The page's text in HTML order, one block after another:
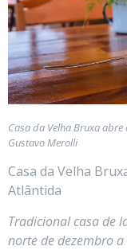
Casa da Velha Bruxa
Gustavo Merolli
Casa da Velha
Atlântida
Tradicional casa de
norte de dezembro